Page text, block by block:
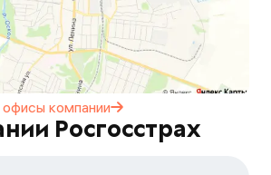
компании
Росгосстрах